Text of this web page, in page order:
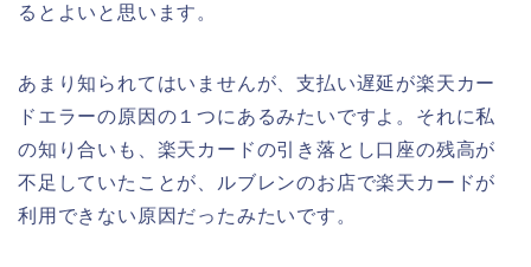
るとよいと思います。
あまり知られてはいませんが、支払い遅延が楽天カー
ドエラーの原因の１つにあるみたいですよ。それに私
の知り合いも、楽天カードの引き落とし口座の残高が
不足していたことが、ルブレンのお店で楽天カードが
利用できない原因だったみたいです。